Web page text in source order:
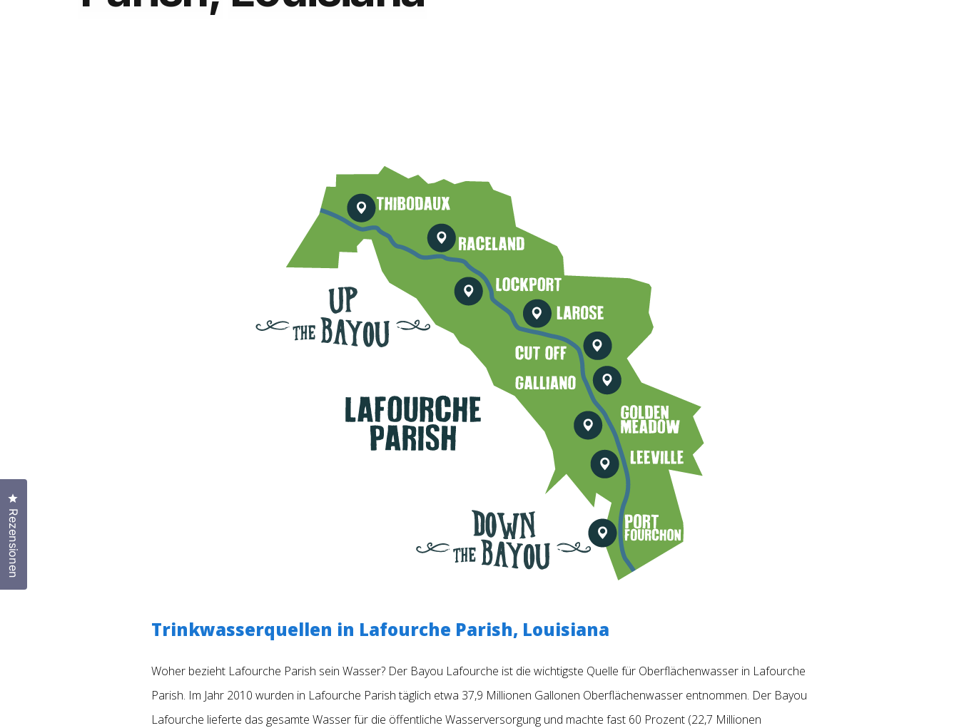
Trinkwasserquellen in Lafourche Parish, Louisiana
Woher bezieht Lafourche Parish sein Wasser? Der Bayou Lafourche ist die wichtigste Quelle für Oberflächenwasser in Lafourche
Parish. Im Jahr 2010 wurden in Lafourche Parish täglich etwa 37,9 Millionen Gallonen Oberflächenwasser entnommen. Der Bayou
Lafourche lieferte das gesamte Wasser für die öffentliche Wasserversorgung und machte fast 60 Prozent (22,7 Millionen
Rezensionen
Klicken Sie, um den Bewertungsdialog zu öffnen